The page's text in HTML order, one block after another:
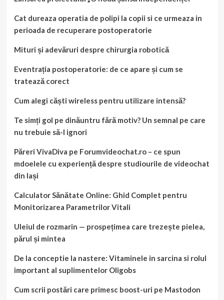
Cat dureaza operatia de polipi la copii si ce urmeaza in
perioada de recuperare postoperatorie
Mituri și adevăruri despre chirurgia robotică
Eventrația postoperatorie: de ce apare și cum se
tratează corect
Cum alegi căști wireless pentru utilizare intensă?
Te simți gol pe dinăuntru fără motiv? Un semnal pe care
nu trebuie să-l ignori
Păreri VivaDiva pe Forumvideochat.ro – ce spun
mdoelele cu experiență despre studiourile de videochat
din Iași
Calculator Sănătate Online: Ghid Complet pentru
Monitorizarea Parametrilor Vitali
Uleiul de rozmarin — prospețimea care trezește pielea,
părul și mintea
De la conceptie la nastere: Vitaminele in sarcina si rolul
important al suplimentelor Oligobs
Cum scrii postări care primesc boost-uri pe Mastodon